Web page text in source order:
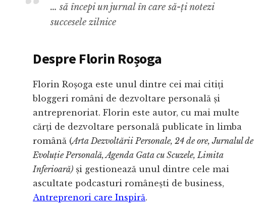
… să începi un jurnal în care să-ți notezi
succesele zilnice
Despre Florin Roșoga
Florin Roșoga este unul dintre cei mai citiți
bloggeri români de dezvoltare personală și
antreprenoriat. Florin este autor, cu mai multe
cărți de dezvoltare personală publicate în limba
română (Arta Dezvoltării Personale, 24 de ore, Jurnalul de
Evoluție Personală, Agenda Gata cu Scuzele, Limita
Inferioară) și gestionează unul dintre cele mai
ascultate podcasturi românești de business,
Antreprenori care Inspiră.